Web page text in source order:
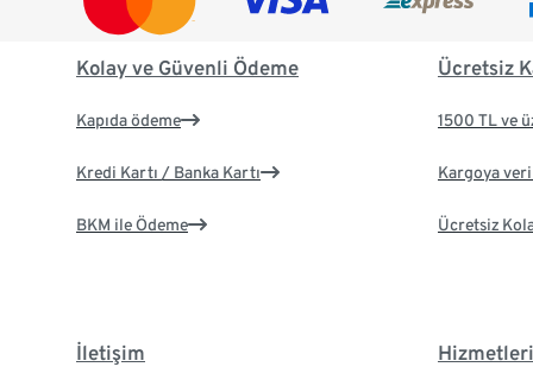
Kolay ve Güvenli Ödeme
Kapıda ödeme
Kredi Kartı / Banka Kartı
BKM ile Ödeme
Ücretsiz
1500 TL ve
Kargoya
Ücretsiz
İletişim